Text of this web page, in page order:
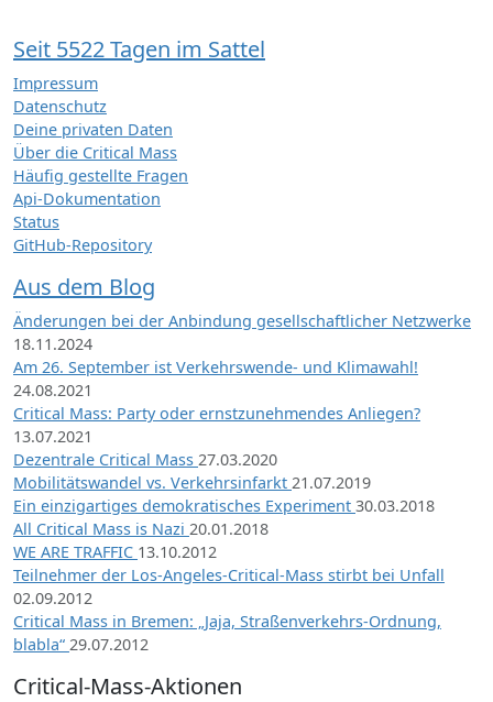
Seit 5522 Tagen im Sattel
Impressum
Datenschutz
Deine privaten Daten
Über die Critical Mass
Häufig gestellte Fragen
Api-Dokumentation
Status
GitHub-Repository
Aus dem Blog
Änderungen bei der Anbindung gesellschaftlicher Netzwerke
18.11.2024
Am 26. September ist Verkehrswende- und Klimawahl!
24.08.2021
Critical Mass: Party oder ernstzunehmendes Anliegen?
13.07.2021
Dezentrale Critical Mass 27.03.2020
Mobilitätswandel vs. Verkehrsinfarkt 21.07.2019
Ein einzigartiges demokratisches Experiment 30.03.2018
All Critical Mass is Nazi 20.01.2018
WE ARE TRAFFIC 13.10.2012
Teilnehmer der Los-Angeles-Critical-Mass stirbt bei Unfall
02.09.2012
Critical Mass in Bremen: „Jaja, Straßenverkehrs-Ordnung,
blabla“ 29.07.2012
Critical-Mass-Aktionen